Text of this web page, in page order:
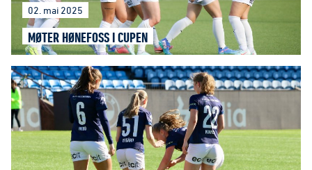
02. mai 2025
MØTER HØNEFOSS I CUPEN